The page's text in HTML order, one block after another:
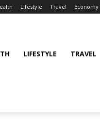
Lifestyle Travel Economy
LIFESTYLE TRAVEL